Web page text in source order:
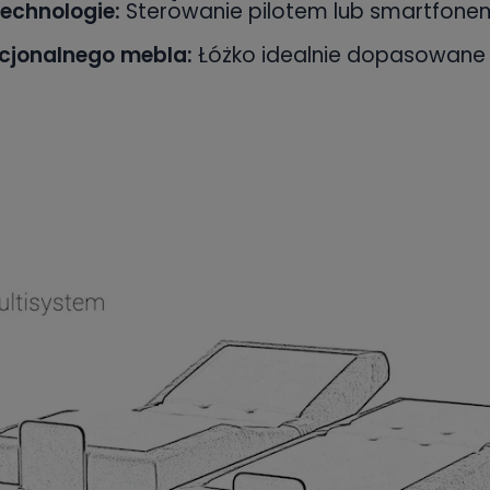
Sterowanie pilotem lub
mebla: Łóżko idealnie